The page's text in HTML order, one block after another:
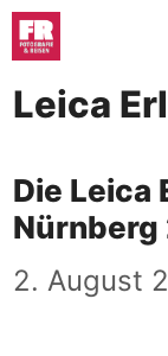
Zum
Inhalt
springen
Leica
Die Leica
Nürnberg
2. August